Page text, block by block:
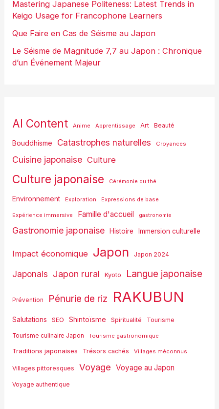
Mastering Japanese Politeness: Latest Trends in
Keigo Usage for Francophone Learners
Que Faire en Cas de Séisme au Japon
Le Séisme de Magnitude 7,7 au Japon : Chronique
d’un Événement Majeur
AI Content Anime Apprentissage Art Beauté
Bouddhisme Catastrophes naturelles Croyances
Cuisine japonaise Culture
Culture japonaise Cérémonie du thé
Environnement Exploration Expressions de base
Expérience immersive Famille d'accueil gastronomie
Gastronomie japonaise Histoire Immersion culturelle
Impact économique Japon Japon 2024
Japonais Japon rural Kyoto Langue japonaise
Prévention Pénurie de riz RAKUBUN
Salutations SEO Shintoïsme Spiritualité Tourisme
Tourisme culinaire Japon Tourisme gastronomique
Traditions japonaises Trésors cachés Villages méconnus
Villages pittoresques Voyage Voyage au Japon
Voyage authentique